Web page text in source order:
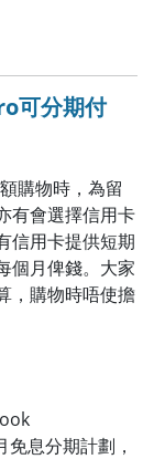
可分期付
購物時，為留
有會選擇信用卡
信用卡提供短期
個月俾錢。大家
，購物時唔使擔
息分期計劃，